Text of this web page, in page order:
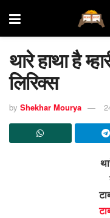
थारे हाथा है
लिरिक्स
by Shekhar Mourya